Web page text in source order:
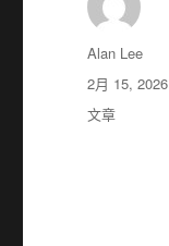
作
者
Alan Lee
发
布
2月 15, 2026
分
文章